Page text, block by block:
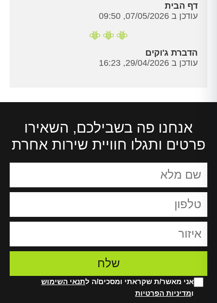
דף הבית
עודכן ב 07/05/2026, 09:50
הדברת ג'וקים
עודכן ב 29/04/2026, 16:23
אנחנו פה בשבילכם, השאירו
פרטים ותגלו חוויית שירות אחרת
אני מאשר/ת שקראתי ומסכים/ה לתנאי השימוש
ומדיניות הפרטיות